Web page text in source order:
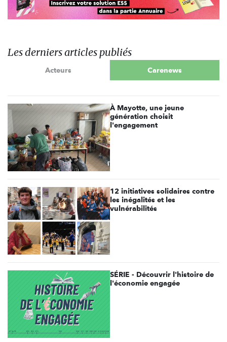
Les derniers articles publiés
Acteurs Carenews
À Mayotte, une jeune
génération choisit
l'engagement
12 initiatives solidaires contre
les inégalités et les
vulnérabilités
SÉRIE - Découvrir l'histoire de
l'économie engagée